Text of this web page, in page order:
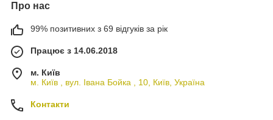
Про нас
99% позитивних з 69 відгуків за рік
Працює з 14.06.2018
м. Київ
м. Київ , вул. Івана Бойка , 10, Київ, Україна
Контакти